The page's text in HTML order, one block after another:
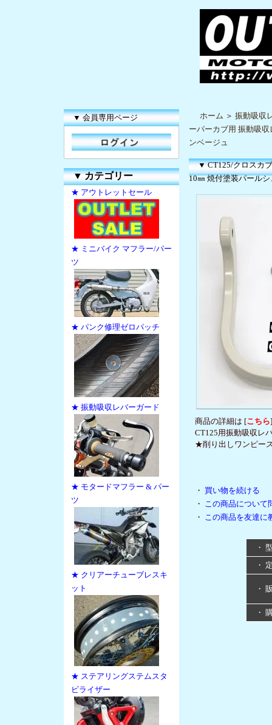
▼ 会員専用ページ
▼カテゴリー
★ アウトレットセール
★ ミニバイク マフラー/パー
ツ
★ パンク修理ゼロパッチ
★ 振動吸収レバーガード
★ モタードマフラー & パー
ツ
★ クリアーチューブレスキ
ット
★ ステアリングステムスタ
ビライザー
ホーム ＞ 振動吸収
ーパーカブ用 振動吸
ンベージュ
▼ CT125/クロスカ
10㎜ 焼付塗装パール
商品の詳細は [こちら]
CT125用振動吸収レ
★削り出しワンピー
・ 買い物を続ける
・ この商品について
・ この商品を友達に
・
・
・
・